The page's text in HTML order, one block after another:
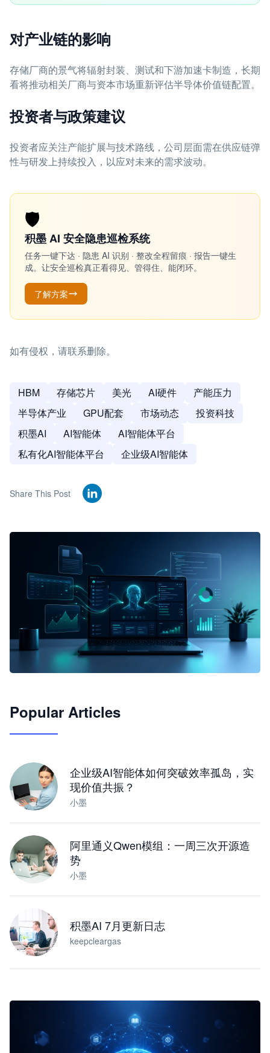
对产业链的影响
存储厂商的景气将辐射封装、测试和下游加速卡制造，长期
看将推动相关厂商与资本市场重新评估半导体价值链配置。
投资者与政策建议
投资者应关注产能扩展与技术路线，公司层面需在供应链弹
性与研发上持续投入，以应对未来的需求波动。
🛡️
积墨 AI 安全隐患巡检系统
任务一键下达 · 隐患 AI 识别 · 整改全程留痕 · 报告一键生
成。让安全巡检真正看得见、管得住、能闭环。
了解方案
如有侵权，请联系删除。
HBM 存储芯片 美光 AI硬件
产能压力
半导体产业
GPU配套 市场动态
投资科技
积墨AI
AI智能体
AI智能体平台
私有化AI智能体平台
企业级AI智能体
Share This Post
JimoClaw 桌面 AI Agent 工作台
Popular Articles
企业级AI智能体如何突破效率孤岛，实
现价值共振？
小墨
阿里通义Qwen模组：一周三次开源造
势
小墨
积墨AI 7月更新日志
keepcleargas